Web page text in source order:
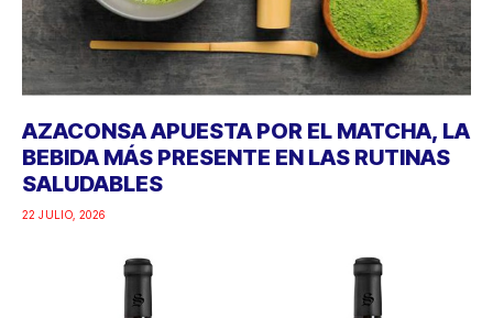
AZACONSA APUESTA POR EL MATCHA, LA
BEBIDA MÁS PRESENTE EN LAS RUTINAS
SALUDABLES
22 JULIO, 2026